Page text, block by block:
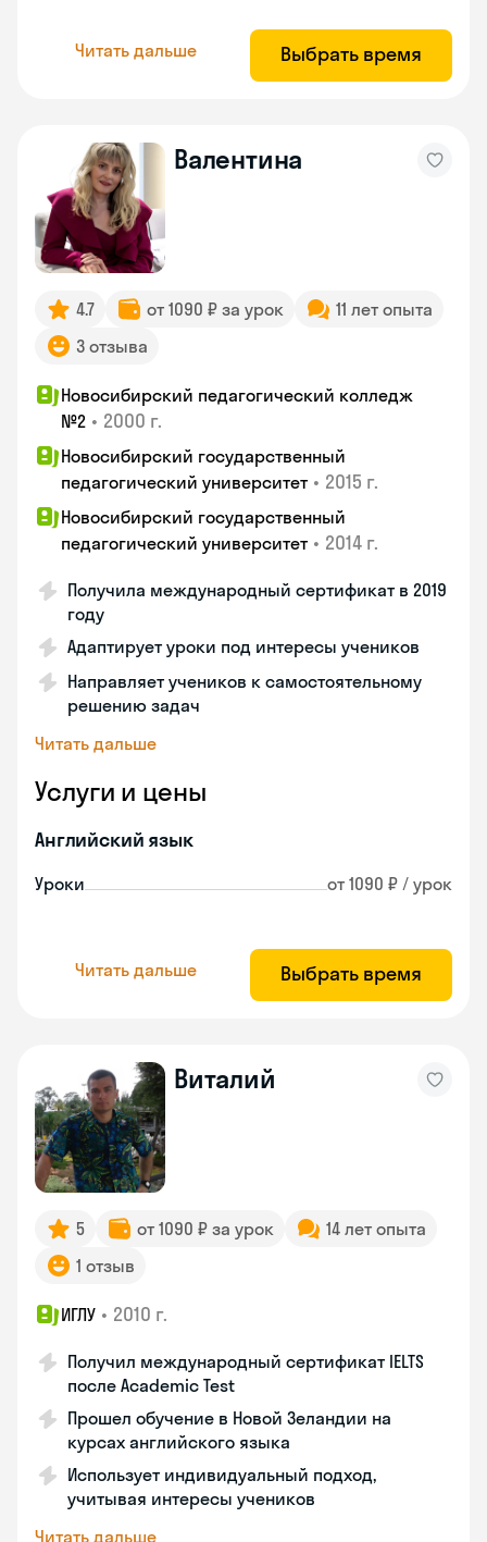
Читать дальше Выбрать время
Валентина
4.7 от 1090 ₽ за урок
11 лет опыта
3 отзыва
Новосибирский педагогический колледж
№2 • 2000 г.
Новосибирский государственный
педагогический университет • 2015 г.
Новосибирский государственный
педагогический университет • 2014 г.
Получила международный сертификат в 2019
году
Адаптирует уроки под интересы учеников
Направляет учеников к самостоятельному
решению задач
Читать дальше
Услуги и цены
Английский язык
Уроки от 1090 ₽ / урок
Читать дальше Выбрать время
Виталий
5 от 1090 ₽ за урок
14 лет опыта
1 отзыв
ИГЛУ • 2010 г.
Получил международный сертификат IELTS
после Academic Test
Прошел обучение в Новой Зеландии на
курсах английского языка
Использует индивидуальный подход,
учитывая интересы учеников
Читать дальше